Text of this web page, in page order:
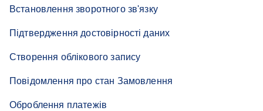
Встановлення зворотного зв'язку
Підтвердження достовірності даних
Створення облікового запису
Повідомлення про стан Замовлення
Оброблення платежів